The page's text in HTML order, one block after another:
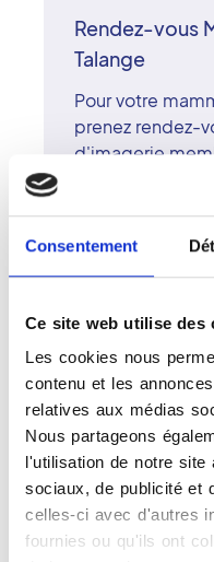
Consentement
Ce site web utilise des
Les cookies nous
contenu et les
relatives aux médias
Nous partageons
l'utilisation de notre site
sociaux, de publicité et
celles-ci avec d'autres
fournies ou qu'ils ont
Rendez-vous
Talange
Pour votre
prenez rendez-
d'imagerie
centres Vidi
examens
faiblement
surspécialisés
empathie. La
rôle central
dépistage. Le
fournir une
qualité, centrée
proximité et le